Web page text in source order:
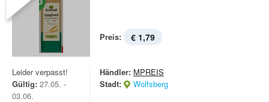
Preis: € 1,79
Leider verpasst!
Gültig: 27.05. -
03.06.
Händler: MPREIS
Stadt:
Wolfsberg